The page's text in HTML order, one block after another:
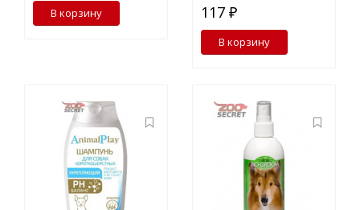
В корзину 117 ₽
В корзину